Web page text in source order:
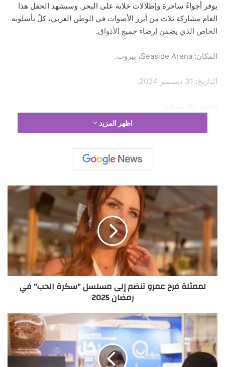
يوفر أجواءً ساحرة وإطلالات خلابة على البحر. وسيشهد الحفل هذا
العام مشاركة ثلاث من أبرز الأصوات في الوطن العربي، كلٌ بأسلوبه
الخاص الذي يضمن إرضاء جميع الأذواق.
المكان: Seaside Arena، بيروت.
التاريخ: 31 ديسمبر 2024.
اظهر المزيد
ة
ف
ح
و
ض
م
لممثلة فرح عمرو تنضم إلى مسلسل "سكرة الحب" في
رمضان 2025
ح
م
ة